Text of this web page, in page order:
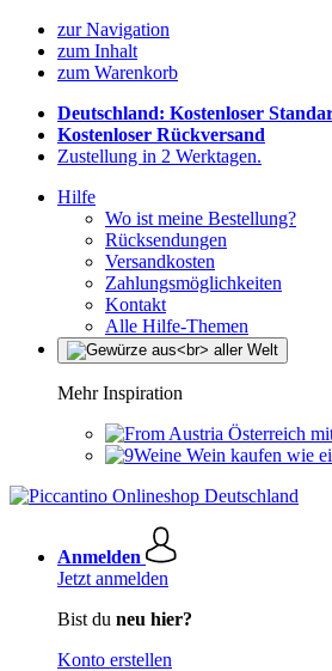
zur Navigation
zum Inhalt
zum Warenkorb
Deutschland: Kostenloser
Kostenloser Rückversand
Zustellung in 2 Werktagen.
Hilfe
Wo ist meine Bestellung?
Rücksendungen
Versandkosten
Zahlungsmöglichkeiten
Kontakt
Alle Hilfe-Themen
Mehr Inspiration
Österreich
Wein kaufen wie
Anmelden
Jetzt anmelden
Bist du neu hier?
Konto erstellen